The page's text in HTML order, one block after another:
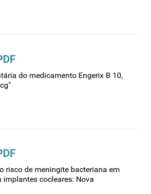
e patrimonial
estatística
institucional
no mercado
de uso humano
do medicamento Engerix B 10,
risco de meningite bacteriana em
implantes cocleares: Nova